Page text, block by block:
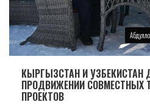
КЫРГЫЗСТАН И УЗБЕКИСТАН
ПРОДВИЖЕНИИ СОВМЕСТНЫХ
ПРОЕКТОВ